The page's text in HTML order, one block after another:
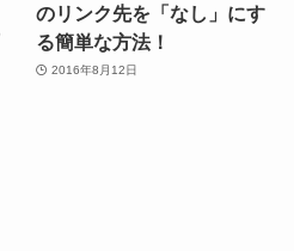
のリンク先を「なし」にす
る簡単な方法！
2016年8月12日